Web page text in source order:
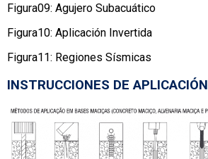
Figura09: Agujero Subacuático
Figura10: Aplicación Invertida
Figura11: Regiones Sísmicas
INSTRUCCIONES DE APLICACIÓN